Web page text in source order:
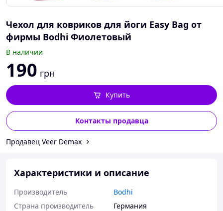
Чехол для ковриков для йоги Easy Bag от
фирмы Bodhi Фиолетовый
В наличии
190 грн
Контакты продавца
Купить
Продавец Veer Demax
Характеристики и описание
Производитель
Bodhi
Страна производитель
Германия